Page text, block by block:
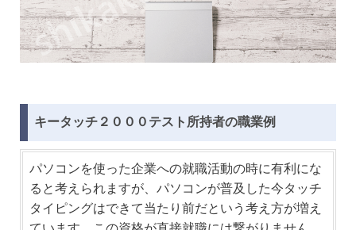
キータッチ２０００テスト所持者の職業例
パソコンを使った企業への就職活動の時に有利にな
ると考えられますが、パソコンが普及した今タッチ
タイピングはできて当たり前だという考え方が増え